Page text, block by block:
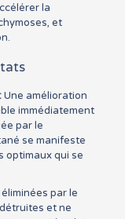
la
et
Une amélioration
immédiatement
par le
se manifeste
optimaux qui se
par le
et ne